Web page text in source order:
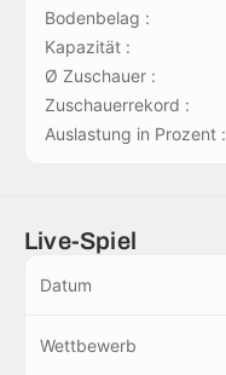
Bodenbelag :
Kapazität :
Ø Zuschauer :
Zuschauerrekord :
Auslastung in Prozent :
Live-Spiel
Datum
Wettbewerb